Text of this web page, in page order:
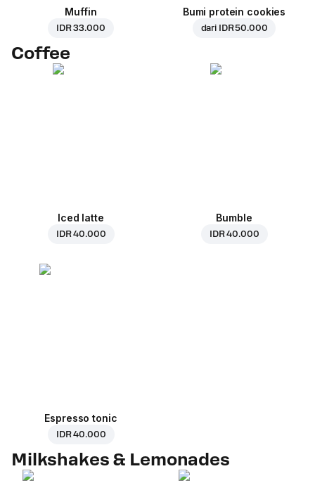
Muffin
IDR 33.000
Bumi protein cookies
dari IDR 50.000
Coffee
Iced latte
IDR 40.000
Bumble
IDR 40.000
Espresso tonic
IDR 40.000
Milkshakes & Lemonades